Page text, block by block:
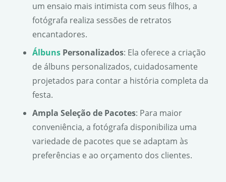
um ensaio mais intimista com seus filhos, a
fotógrafa realiza sessões de retratos
encantadores.
Álbuns Personalizados: Ela oferece a criação
de álbuns personalizados, cuidadosamente
projetados para contar a história completa da
festa.
Ampla Seleção de Pacotes: Para maior
conveniência, a fotógrafa disponibiliza uma
variedade de pacotes que se adaptam às
preferências e ao orçamento dos clientes.